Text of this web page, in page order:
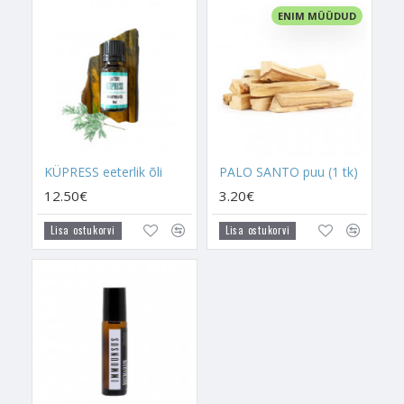
ajal kodukeskkonda, kristallidesse ja inimeste Auravälja uut
- Palo Santo toimed hakkavad kõige enam tööle siis, kui sa
kasutad seda regulaarselt. Eriti siis, kui sa ei ole enne viirukite
ja taimesuitsudega üldse kokku puutunud. Esmalt see töötab
energia puhastamise suunas ja siis hakkab see energiakanaleid
rahulikuks, aitab närvilisust maandada ja sobib põletamiseks
siis, kui sa ise tunned, et sul on vaja midagi, mis tooks
positiivsuse kiirelt tagasi.
- Palo Santo on rõõmu toov taim, mis loob enda ümber head
tuju, sa suudaksid oma kodu nautida ja end seal hästi tunda,
ja pereliikmete halba tuju ning muudab rõõmsamaks. Palo
Santo Suits aitab lahti saada vihatundest või ärevusest. Kasulik
kasutada kohe, kui majas on olnud riid või mõni halb sündmus,
et vabaneda kiirelt liiga tegevast energiast.
KÜPRESS eeterlik õli
12.50€
Lisa ostukorvi
ENIM MÜÜDUD
PALO SANTO puu (1 tk)
3.20€
Lisa ostukorvi